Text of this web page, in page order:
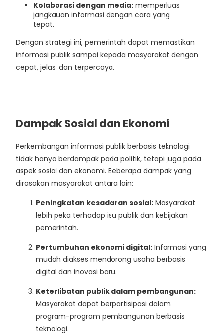
Kolaborasi dengan media: memperluas
jangkauan informasi dengan cara yang
tepat.
Dengan strategi ini, pemerintah dapat memastikan
informasi publik sampai kepada masyarakat dengan
cepat, jelas, dan terpercaya.
Dampak Sosial dan Ekonomi
Perkembangan informasi publik berbasis teknologi
tidak hanya berdampak pada politik, tetapi juga pada
aspek sosial dan ekonomi. Beberapa dampak yang
dirasakan masyarakat antara lain:
Peningkatan kesadaran sosial: Masyarakat
lebih peka terhadap isu publik dan kebijakan
pemerintah.
Pertumbuhan ekonomi digital: Informasi yang
mudah diakses mendorong usaha berbasis
digital dan inovasi baru.
Keterlibatan publik dalam pembangunan:
Masyarakat dapat berpartisipasi dalam
program-program pembangunan berbasis
teknologi.